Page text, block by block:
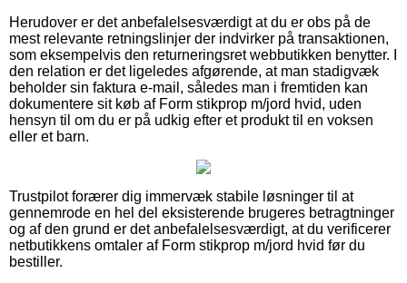
Herudover er det anbefalelsesværdigt at du er obs på de
mest relevante retningslinjer der indvirker på transaktionen,
som eksempelvis den returneringsret webbutikken benytter. I
den relation er det ligeledes afgørende, at man stadigvæk
beholder sin faktura e-mail, således man i fremtiden kan
dokumentere sit køb af Form stikprop m/jord hvid, uden
hensyn til om du er på udkig efter et produkt til en voksen
eller et barn.
Trustpilot forærer dig immervæk stabile løsninger til at
gennemrode en hel del eksisterende brugeres betragtninger
og af den grund er det anbefalelsesværdigt, at du verificerer
netbutikkens omtaler af Form stikprop m/jord hvid før du
bestiller.